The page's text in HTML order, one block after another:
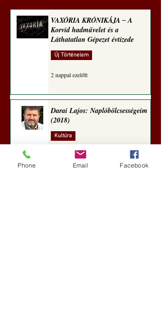
VAXÓRIA KRÓNIKÁJA ‒ A
Korvid hadművelet és a
Láthatatlan Gépezet évtizede
Új Történelem
2 nappal ezelőtt
Darai Lajos: Naplóbölcsességeim
(2018)
Kultúra
5 nappal ezelőtt
Phone Email Facebook